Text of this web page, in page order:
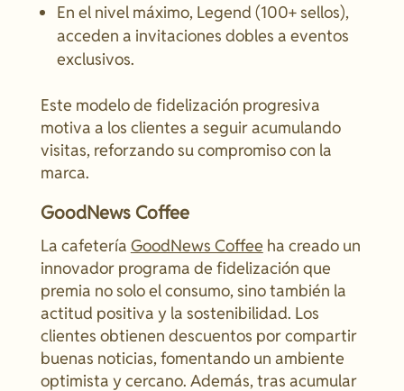
En el nivel máximo, Legend (100+ sellos),
acceden a invitaciones dobles a eventos
exclusivos.
Este modelo de fidelización progresiva
motiva a los clientes a seguir acumulando
visitas, reforzando su compromiso con la
marca.
GoodNews Coffee
La cafetería GoodNews Coffee ha creado un
innovador programa de fidelización que
premia no solo el consumo, sino también la
actitud positiva y la sostenibilidad. Los
clientes obtienen descuentos por compartir
buenas noticias, fomentando un ambiente
optimista y cercano. Además, tras acumular